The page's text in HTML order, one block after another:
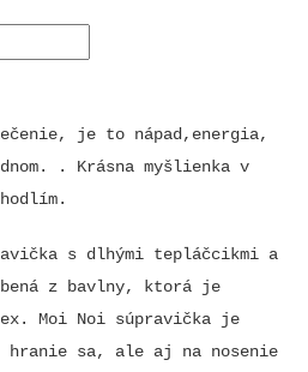
je to nápad,energia,
. Krásna myšlienka v
s dlhými tepláčcikmi a
z bavlny, ktorá je
Moi Noi súpravička je
hranie sa, ale aj na nosenie